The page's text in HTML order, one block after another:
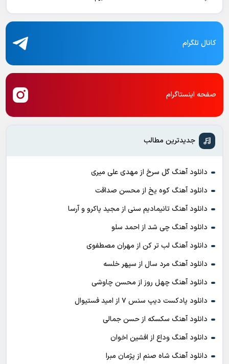
کانال تلگرام
صفحه اینستاگرام
جدیدترین مطالب
دانلود آهنگ گل سرخ از مهدی علی میری
دانلود آهنگ کوه یخ از محسن صداقت
دانلود آهنگ تانیمادیم سنی از مجید پاکرو و آرسا
دانلود آهنگ چی شد از احمد سلو
دانلود آهنگ لب تر کن از مهران مصطفوی
دانلود آهنگ مرد سال از سپهر خلسه
دانلود آهنگ چهل روز از محسن چاوشی
دانلود پادکست ديپ سنس ۷ از اميد فستيوال
دانلود آهنگ سکسکه از حسن جمالی
دانلود آهنگ وداع از افشين اخوان
دانلود آهنگ شاه صنم از پژمان مبرا